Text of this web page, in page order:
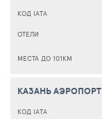
КАЗАНЬ АЭРОПОРТ